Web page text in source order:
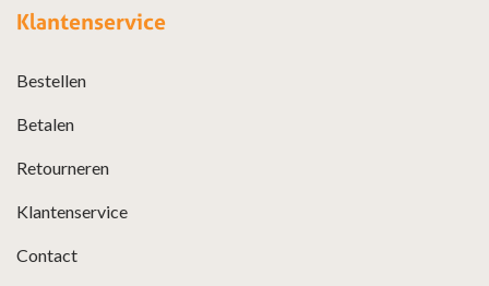
Klantenservice
Bestellen
Betalen
Retourneren
Klantenservice
Contact